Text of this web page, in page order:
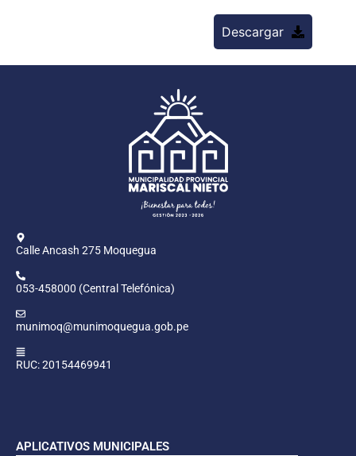
Descargar
Calle Ancash 275 Moquegua
053-458000 (Central Telefónica)
munimoq@munimoquegua.gob.pe
RUC: 20154469941
APLICATIVOS MUNICIPALES